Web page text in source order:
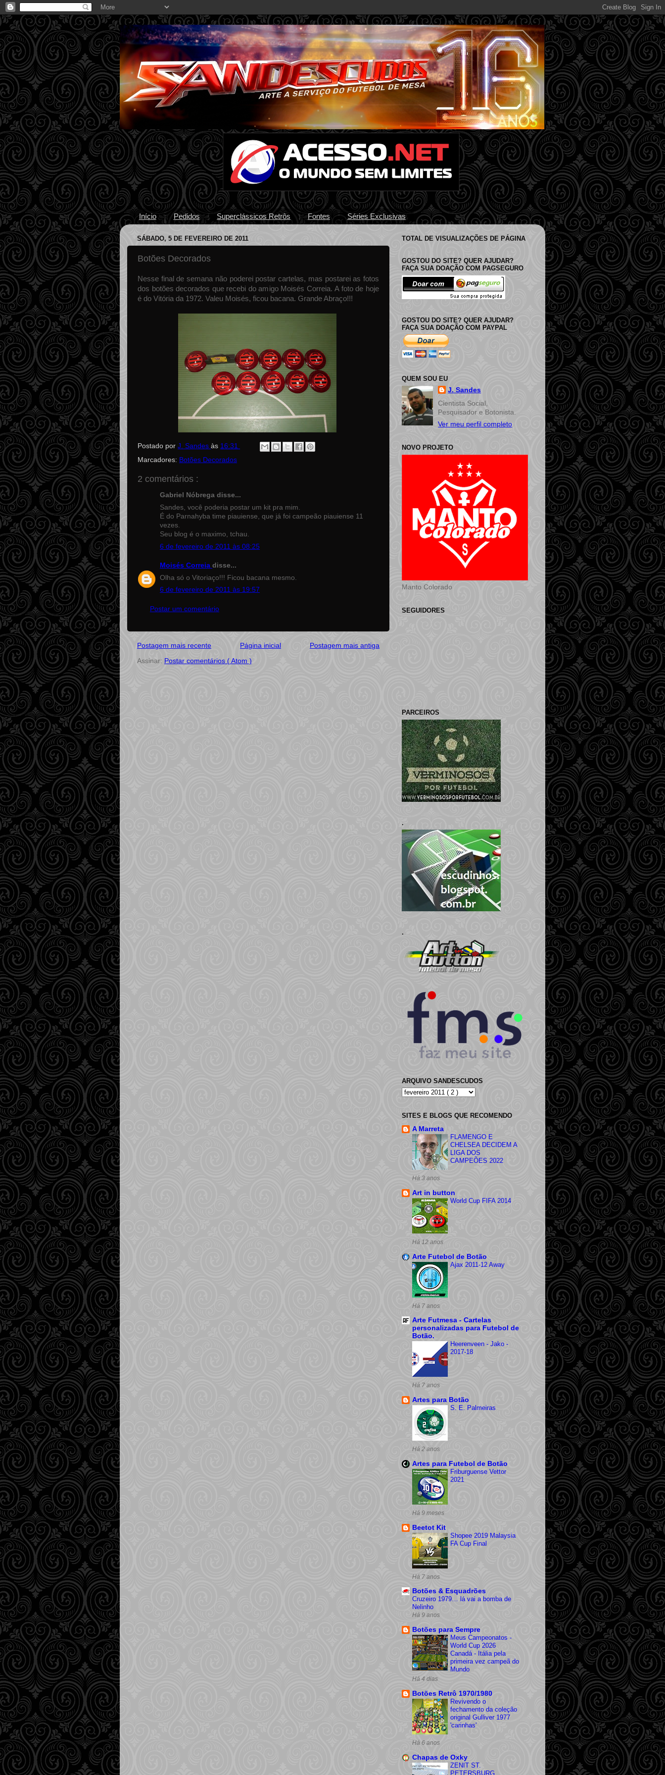
Início Pedidos Superclássicos Retrôs Fontes Séries Exclusivas
SÁBADO, 5 DE FEVEREIRO DE 2011
Botões Decorados
Nesse final de semana não poderei postar cartelas, mas postarei as fotos
dos botões decorados que recebi do amigo Moisés Correia. A foto de hoje
é do Vitória da 1972. Valeu Moisés, ficou bacana. Grande Abraço!!!
Postado por J. Sandes às 16:31
Marcadores: Botões Decorados
2 comentários :
Gabriel Nóbrega disse...
Sandes, você poderia postar um kit pra mim.
É do Parnahyba time piauiense, que já foi campeão piauiense 11
vezes.
Seu blog é o maximo, tchau.
6 de fevereiro de 2011 às 08:25
Moisés Correia disse...
Olha só o Vitoriaço!!! Ficou bacana mesmo.
6 de fevereiro de 2011 às 19:57
Postar um comentário
Postagem mais recente Postagem mais antiga
Página inicial
Assinar: Postar comentários ( Atom )
TOTAL DE VISUALIZAÇÕES DE PÁGINA
GOSTOU DO SITE? QUER AJUDAR?
FAÇA SUA DOAÇÃO COM PAGSEGURO
GOSTOU DO SITE? QUER AJUDAR?
FAÇA SUA DOAÇÃO COM PAYPAL
QUEM SOU EU
J. Sandes
Cientista Social,
Pesquisador e Botonista.
Ver meu perfil completo
NOVO PROJETO
Manto Colorado
SEGUIDORES
PARCEIROS
.
.
ARQUIVO SANDESCUDOS
SITES E BLOGS QUE RECOMENDO
A Marreta
FLAMENGO E
CHELSEA DECIDEM A
LIGA DOS
CAMPEÕES 2022
Há 3 anos
Art in button
World Cup FIFA 2014
Há 12 anos
Arte Futebol de Botão
Ajax 2011-12 Away
Há 7 anos
Arte Futmesa - Cartelas
personalizadas para Futebol de
Botão.
Heerenveen - Jako -
2017-18
Há 7 anos
Artes para Botão
S. E. Palmeiras
Há 2 anos
Artes para Futebol de Botão
Friburguense Vettor
2021
Há 9 meses
Beetot Kit
Shopee 2019 Malaysia
FA Cup Final
Há 7 anos
Botões & Esquadrões
Cruzeiro 1979… lá vai a bomba de
Nelinho
Há 9 anos
Botões para Sempre
Meus Campeonatos -
World Cup 2026
Canadá - Itália pela
primeira vez campeã do
Mundo
Há 4 dias
Botões Retrô 1970/1980
Revivendo o
fechamento da coleção
original Gulliver 1977
'carinhas'
Há 6 anos
Chapas de Oxky
ZENIT ST.
PETERSBURG